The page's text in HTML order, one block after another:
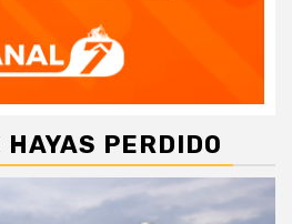
HAYAS PERDIDO